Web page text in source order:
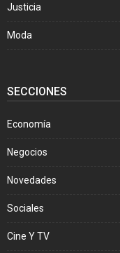
Justicia
Moda
SECCIONES
Economía
Negocios
Novedades
Sociales
Cine Y TV